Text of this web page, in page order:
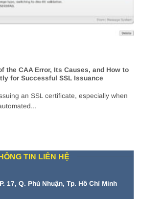
the CAA Error, Its Causes, and How to
for Successful SSL Issuance
an SSL certificate, especially when
TIN LIÊN HỆ
17, Q. Phú Nhuận, Tp. Hồ Chí Minh